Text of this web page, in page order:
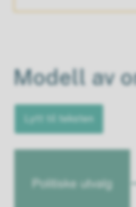
Modell av
Lytt til teksten